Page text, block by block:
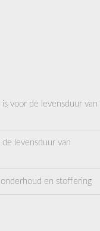
voor de levensduur van
levensduur van
en stoffering